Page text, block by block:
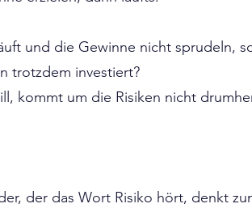
und die Gewinne nicht sprudeln,
trotzdem investiert?
kommt um die Risiken nicht
der das Wort Risiko hört, denkt